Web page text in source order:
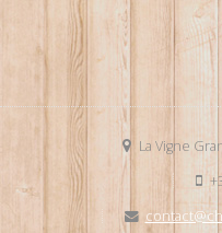
La Vigne